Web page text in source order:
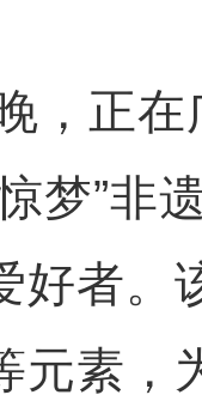
正在
梦”非
好者。
元素，